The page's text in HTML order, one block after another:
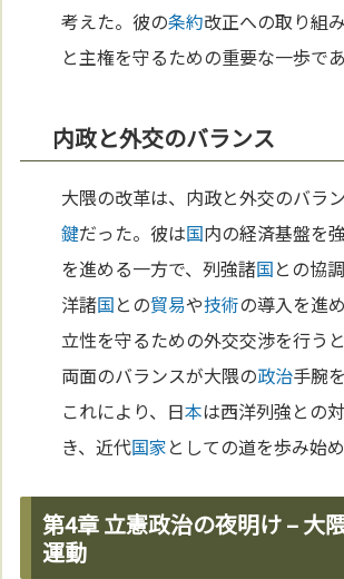
考えた。彼の条約改正への取り組
と主権を守るための重要な一歩であ
内政と外交のバランス
大隈の改革は、内政と外交のバラ
鍵だった。彼は国内の経済基盤を強
を進める一方で、列強諸国との協
洋諸国との貿易や技術の導入を進
立性を守るための外交交渉を行う
両面のバランスが大隈の政治手腕を
これにより、日本は西洋列強との
き、近代国家としての道を歩み始
第4章 立憲政治の夜明け – 大
運動